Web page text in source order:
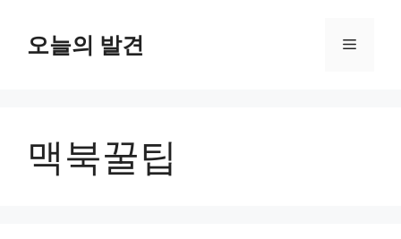
오늘의 발견 메
맥북꿀팁